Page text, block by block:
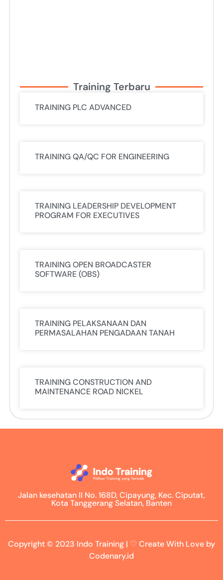
Training Terbaru
TRAINING PLC ADVANCED
TRAINING QA/QC FOR ENGINEERING
TRAINING LEADERSHIP DEVELOPMENT
PROGRAM FOR EXECUTIVES
TRAINING OPEN BROADCASTER
SOFTWARE (OBS)
TRAINING PELAKSANAAN DAN
PERMASALAHAN PENGADAAN TANAH
TRAINING CONSTRUCTION AND
MAINTENANCE ROAD NICKEL
Jalan kesehatan II No. 168D, Cipayung, Kec. Ciputat,
Kota Tanggerang Selatan, Banten
Copyright © 2023 Indo Training | ♡ Create With Love by
Codenary.id